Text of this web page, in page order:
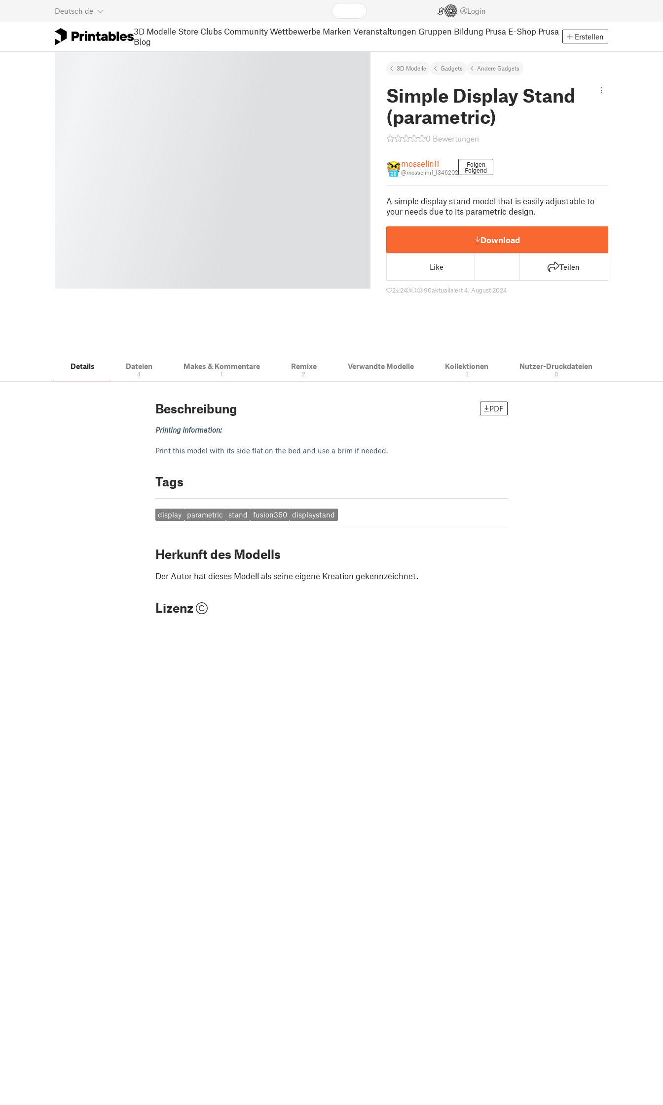
Deutsch de Login
3D Modelle Store Clubs Community Wettbewerbe Marken Veranstaltungen Gruppen Bildung Prusa E-Shop Prusa
Blog
Erstellen
3D Modelle Gadgets Andere Gadgets
Simple Display Stand
(parametric)
0 Bewertungen
28
mosselini1
@mosselini1_1346202
Folgen
Folgend
A simple display stand model that is easily adjustable to
your needs due to its parametric design.
Download
Like Teilen
2 24 1 90aktualisiert 4. August 2024
Details Dateien
4
Makes & Kommentare
1
Remixe
2
Verwandte Modelle Kollektionen
3
Nutzer-Druckdateien
0
Beschreibung PDF
Printing Information:
Print this model with its side flat on the bed and use a brim if needed.
Tags
display parametric stand fusion360 displaystand
Herkunft des Modells
Der Autor hat dieses Modell als seine eigene Kreation gekennzeichnet.
Lizenz